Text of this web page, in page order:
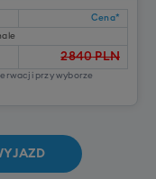
Cena*
2840PLN
przy wyborze